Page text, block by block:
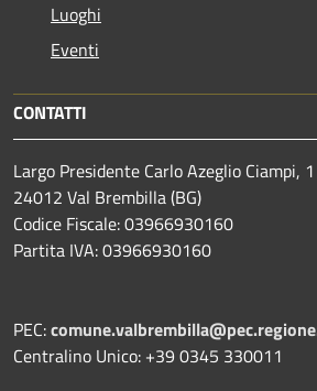
Luoghi
Eventi
CONTATTI
Largo Presidente Carlo Azeglio Ciampi, 1
24012 Val Brembilla (BG)
Codice Fiscale: 03966930160
Partita IVA: 03966930160
PEC:
Centralino Unico: +39 0345 330011